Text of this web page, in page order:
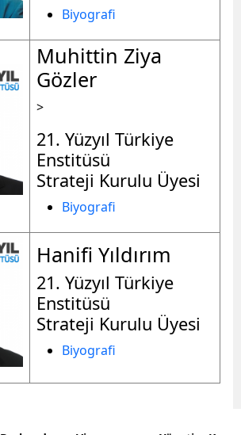
Biyografi
Muhittin Ziya
Gözler
>
21. Yüzyıl Türkiye
Enstitüsü
Strateji Kurulu Üyesi
Biyografi
Hanifi Yıldırım
21. Yüzyıl Türkiye
Enstitüsü
Strateji Kurulu Üyesi
Biyografi